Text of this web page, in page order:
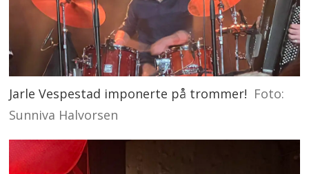
Jarle Vespestad imponerte på trommer! Foto:
Sunniva Halvorsen